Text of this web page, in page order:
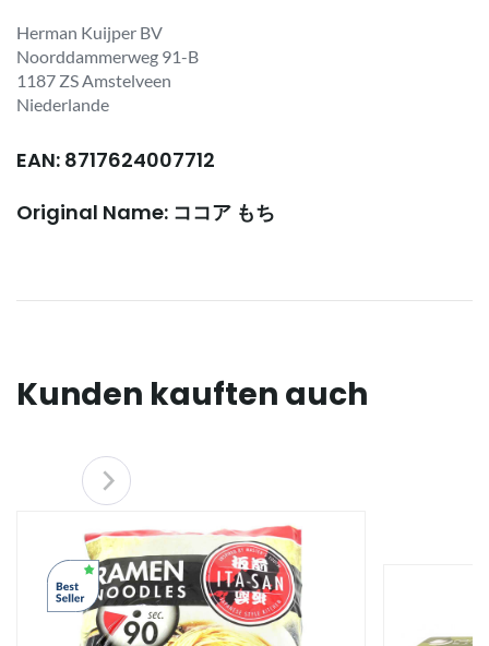
Herman Kuijper BV
Noorddammerweg 91-B
1187 ZS Amstelveen
Niederlande
EAN: 8717624007712
Original Name: ココア もち
Kunden kauften auch